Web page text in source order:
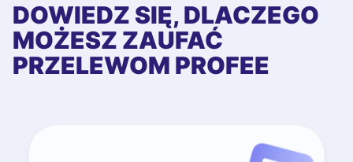
DOWIEDZ SIĘ, DLACZEGO
MOŻESZ ZAUFAĆ
PRZELEWOM PROFEE